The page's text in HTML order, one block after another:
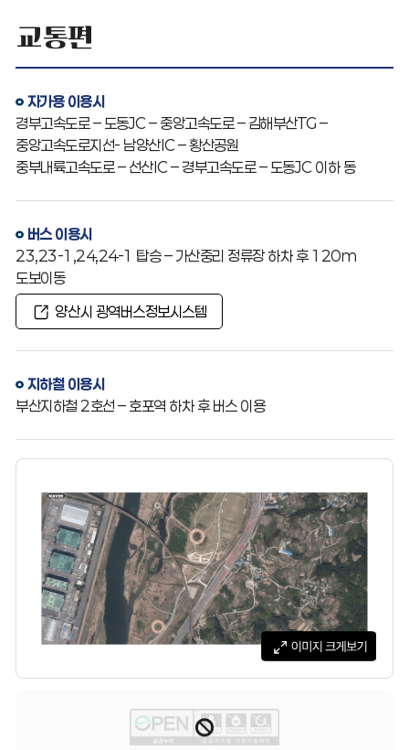
교통편
자가용 이용시
경부고속도로 – 도동JC – 중앙고속도로 – 김해부산TG –
중앙고속도로지선- 남양산IC – 황산공원
중부내륙고속도로 – 선산IC – 경부고속도로 – 도동JC 이하 동
버스 이용시
23,23-1,24,24-1 탑승 – 가산중리 정류장 하차 후 120m
도보이동
양산시 광역버스정보시스템
지하철 이용시
부산지하철 2호선 – 호포역 하차 후 버스 이용